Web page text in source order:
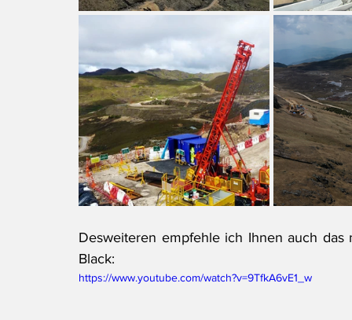
Desweiteren empfehle ich Ihnen auch
Black:
https://www.youtube.com/watch?v=9TfkA6vE1_w